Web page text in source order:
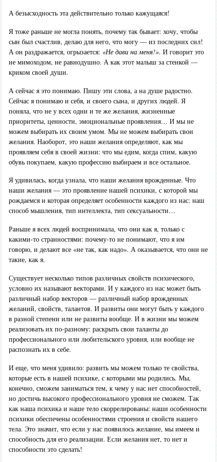
А безысходность эта действительно только кажущаяся!
Я тоже раньше не могла понять, почему так бывает: хочу, чтобы
сын был счастлив, делаю для него, что могу — из последних сил!
А он раздражается, огрызается: «Не дави на меня!». И говорит это
не мимоходом, не равнодушно. А как этот малыш за стенкой —
криком своей души.
А сейчас я это понимаю. Пишу эти слова, а на душе радостно.
Сейчас я понимаю и себя, и своего сына, и других людей. Я
поняла, что не у всех одни и те же желания, жизненные
приоритеты, ценности, эмоциональные проявления… И мы не
можем выбирать их своим умом. Мы не можем выбирать свои
желания. Наоборот, это наши желания определяют, как мы
проявляем себя в своей жизни: что мы едим, когда спим, какую
обувь покупаем, какую профессию выбираем и все остальное.
Я удивилась, когда узнала, что наши желания врожденные. Что
наши желания — это проявление нашей психики, с которой мы
рождаемся и которая определяет особенности каждого из нас: наш
способ мышления, тип интеллекта, тип сексуальности…
Раньше я всех людей воспринимала, что они как я, только с
какими-то странностями: почему-то не понимают, что я им
говорю, и делают все «не так, как надо». А оказывается, что они не
такие, как я.
Существует несколько типов различных свойств психического,
условно их называют векторами. И у каждого из нас может быть
различный набор векторов — различный набор врожденных
желаний, свойств, талантов. И развиты они могут быть у каждого
в разной степени или не развиты вообще. И в жизни мы можем
реализовать их по-разному: раскрыть свои таланты до
профессионального или любительского уровня, или вообще не
распознать их в себе.
И еще, что меня удивило: развить мы можем только те свойства,
которые есть в нашей психике, с которыми мы родились. Мы,
конечно, сможем заниматься тем, к чему у нас нет способностей,
но достичь высокого профессионального уровня не сможем. Так
как наша психика и наше тело скоррелированы: наши особенности
психики обеспечены особенностями строения и свойств нашего
тела. Это значит, что если у нас появилось желание, мы имеем и
способность для его реализации. Если желания нет, то нет и
способности это сделать!